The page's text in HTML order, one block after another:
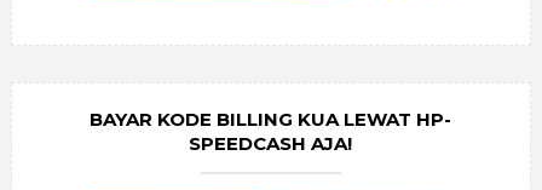
BAYAR KODE BILLING KUA LEWAT HP-
SPEEDCASH AJA!